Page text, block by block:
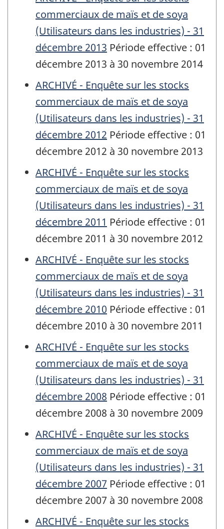
commerciaux de maïs et de soya
(Utilisateurs dans les industries) - 31
décembre 2013 Période effective : 01
décembre 2013 à 30 novembre 2014
ARCHIVÉ - Enquête sur les stocks
commerciaux de maïs et de soya
(Utilisateurs dans les industries) - 31
décembre 2012 Période effective : 01
décembre 2012 à 30 novembre 2013
ARCHIVÉ - Enquête sur les stocks
commerciaux de maïs et de soya
(Utilisateurs dans les industries) - 31
décembre 2011 Période effective : 01
décembre 2011 à 30 novembre 2012
ARCHIVÉ - Enquête sur les stocks
commerciaux de maïs et de soya
(Utilisateurs dans les industries) - 31
décembre 2010 Période effective : 01
décembre 2010 à 30 novembre 2011
ARCHIVÉ - Enquête sur les stocks
commerciaux de maïs et de soya
(Utilisateurs dans les industries) - 31
décembre 2008 Période effective : 01
décembre 2008 à 30 novembre 2009
ARCHIVÉ - Enquête sur les stocks
commerciaux de maïs et de soya
(Utilisateurs dans les industries) - 31
décembre 2007 Période effective : 01
décembre 2007 à 30 novembre 2008
ARCHIVÉ - Enquête sur les stocks